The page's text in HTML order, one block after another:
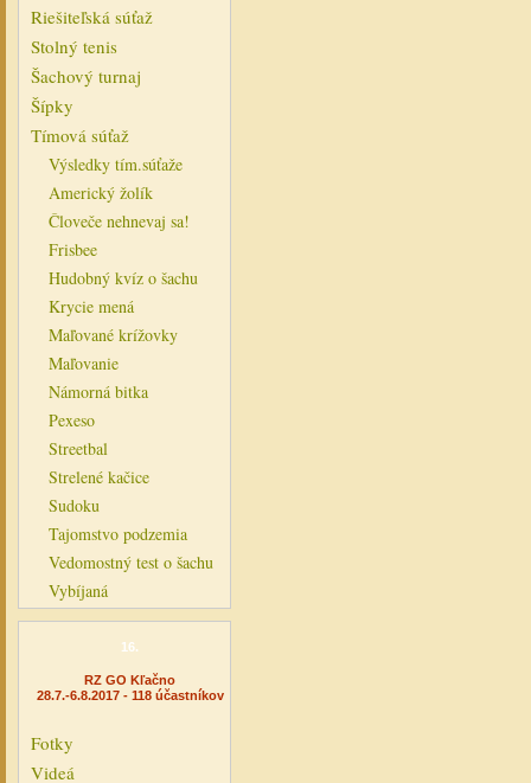
Riešiteľská súťaž
Stolný tenis
Šachový turnaj
Šípky
Tímová súťaž
Výsledky tím.súťaže
Americký žolík
Človeče nehnevaj sa!
Frisbee
Hudobný kvíz o šachu
Krycie mená
Maľované krížovky
Maľovanie
Námorná bitka
Pexeso
Streetbal
Strelené kačice
Sudoku
Tajomstvo podzemia
Vedomostný test o šachu
Vybíjaná
16.
RZ GO Kľačno
28.7.-6.8.2017 - 118 účastníkov
Fotky
Videá